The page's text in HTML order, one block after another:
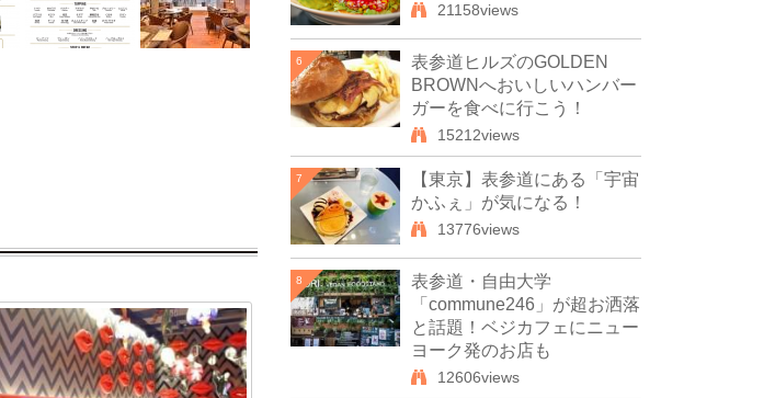
21158views
6
表参道ヒルズのGOLDEN
BROWNへおいしいハンバー
ガーを食べに行こう！
15212views
7
【東京】表参道にある「宇宙
かふぇ」が気になる！
13776views
8
表参道・自由大学
「commune246」が超お洒落
と話題！ベジカフェにニュー
ヨーク発のお店も
12606views